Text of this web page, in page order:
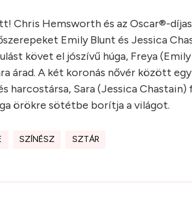
Chris Hemsworth és az Oscar®-
Emily Blunt és Jessica
követ el jószívű húga, Freya
árad. A két koronás nővér között
harcostársa, Sara (Jessica Chastain)
örökre sötétbe borítja a világot.
SZÍNÉSZ SZTÁR